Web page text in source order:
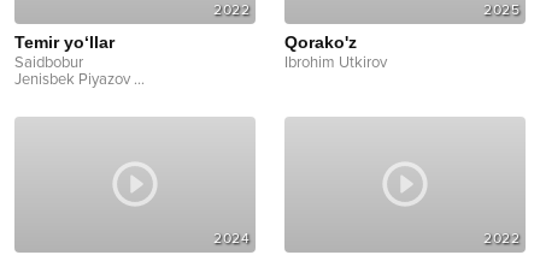
2022
Temir yo‘llar
Saidbobur
Jenisbek Piyazov ...
2025
Qorako'z
Ibrohim Utkirov
2024 2022